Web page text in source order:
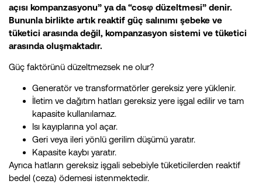
açısı kompanzasyonu” ya da “cosφ düzeltmesi” denir.
Bununla birlikte artık reaktif güç salınımı şebeke ve
tüketici arasında değil, kompanzasyon sistemi ve tüketici
arasında oluşmaktadır.
Güç faktörünü düzeltmezsek ne olur?
Generatör ve transformatörler gereksiz yere yüklenir.
İletim ve dağıtım hatları gereksiz yere işgal edilir ve tam
kapasite kullanılamaz.
Isı kayıplarına yol açar.
Geri veya ileri yönlü gerilim düşümü yaratır.
Kapasite kaybı yaratır.
Ayrıca hatların gereksiz işgali sebebiyle tüketicilerden reaktif
bedel (ceza) ödemesi istenmektedir.